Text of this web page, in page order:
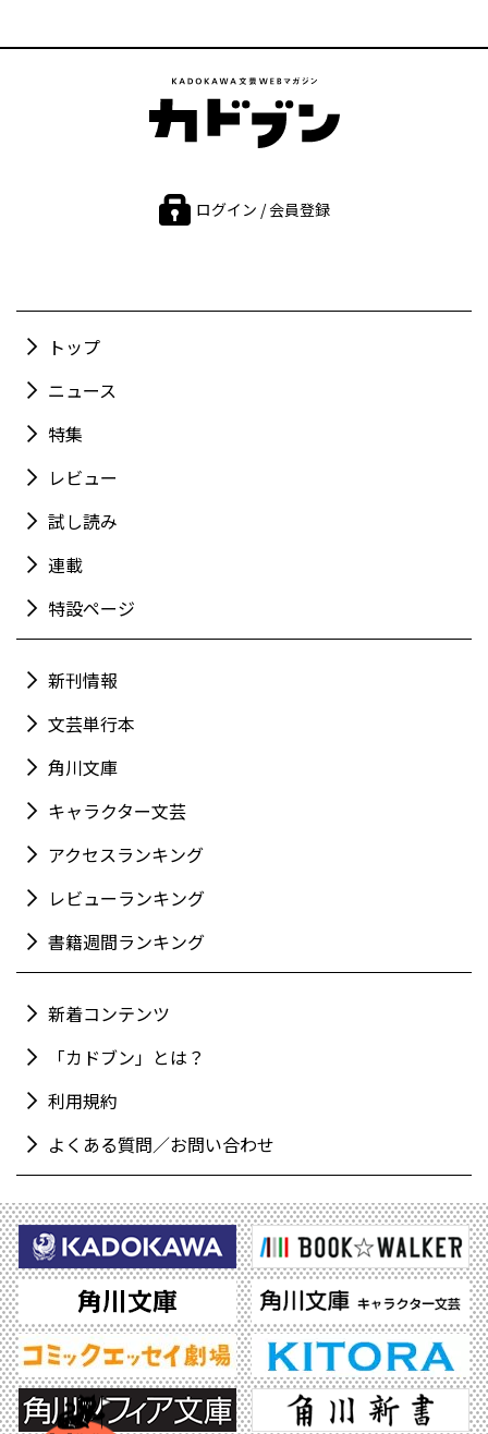
ログイン / 会員登録
トップ
ニュース
特集
レビュー
試し読み
連載
特設ページ
新刊情報
文芸単行本
角川文庫
キャラクター文芸
アクセスランキング
レビューランキング
書籍週間ランキング
新着コンテンツ
「カドブン」とは？
利用規約
よくある質問／お問い合わせ